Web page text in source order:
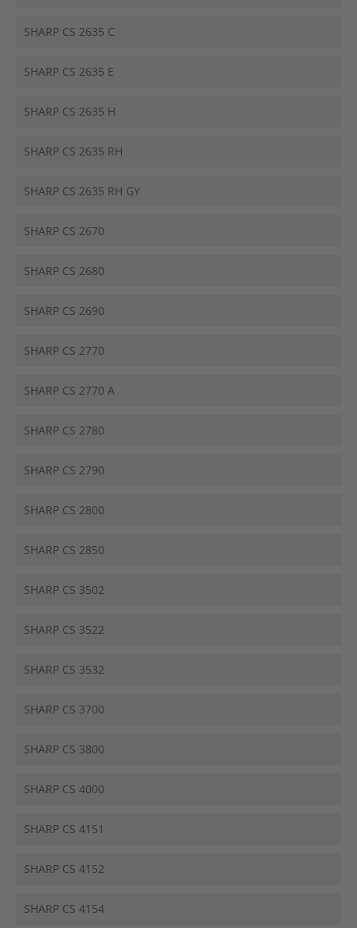
SHARP CS 2635 C
SHARP CS 2635 E
SHARP CS 2635 H
SHARP CS 2635 RH
SHARP CS 2635 RH GY
SHARP CS 2670
SHARP CS 2680
SHARP CS 2690
SHARP CS 2770
SHARP CS 2770 A
SHARP CS 2780
SHARP CS 2790
SHARP CS 2800
SHARP CS 2850
SHARP CS 3502
SHARP CS 3522
SHARP CS 3532
SHARP CS 3700
SHARP CS 3800
SHARP CS 4000
SHARP CS 4151
SHARP CS 4152
SHARP CS 4154